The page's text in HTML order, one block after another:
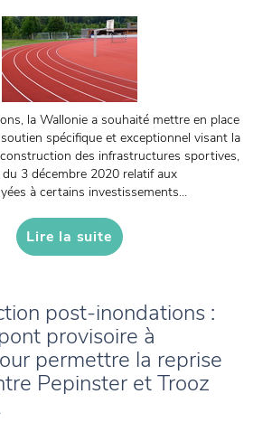
la Wallonie a souhaité mettre en place
spécifique et exceptionnel visant la
des infrastructures sportives,
3 décembre 2020 relatif aux
à certains investissements...
Lire la suite
post-inondations :
provisoire à
permettre la reprise
Pepinster et Trooz